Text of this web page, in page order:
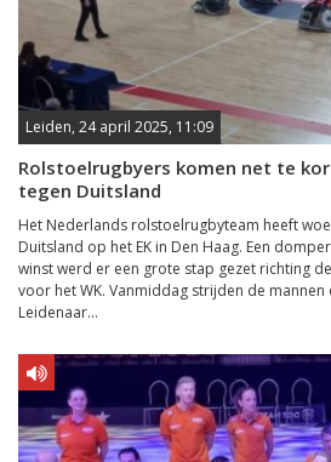
Leiden, 24 april 2025, 11:09
Rolstoelrugbyers komen net te
tegen Duitsland
Het Nederlands rolstoelrugbyteam heeft
Duitsland op het EK in Den Haag. Een
winst werd er een grote stap gezet richting
voor het WK. Vanmiddag strijden de
Leidenaar...